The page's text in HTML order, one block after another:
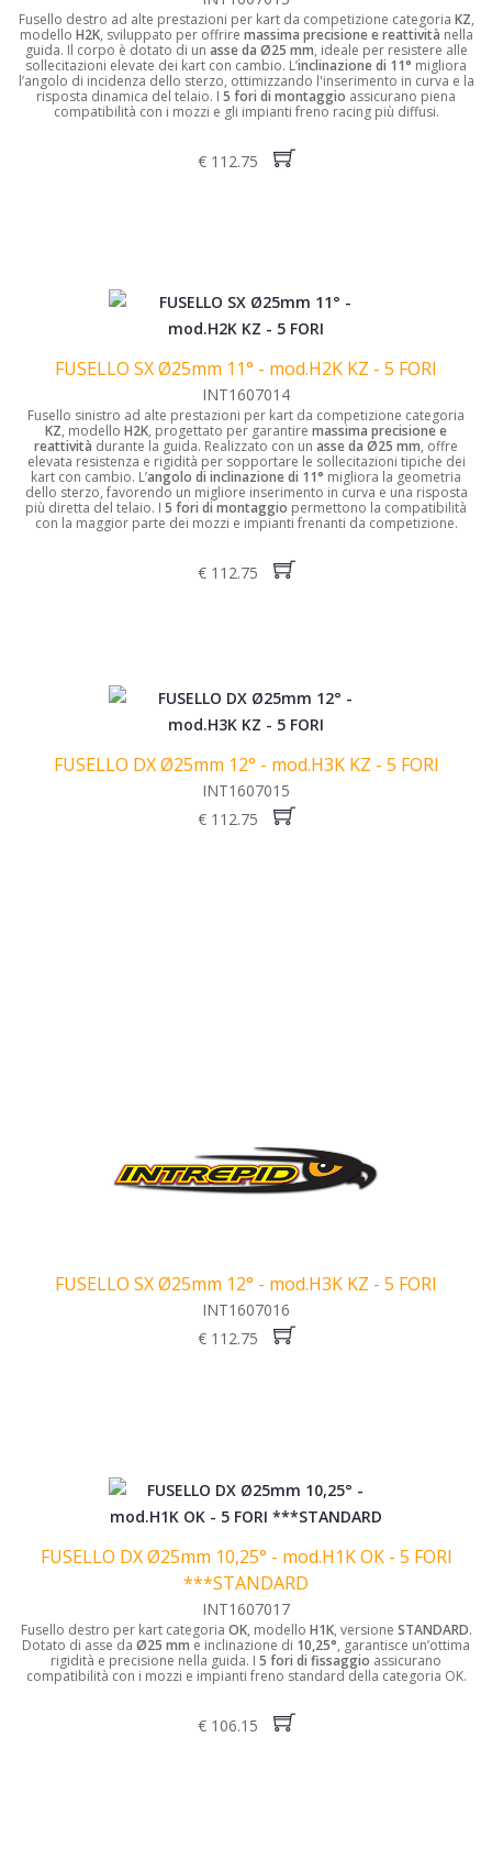
Fusello destro ad alte prestazioni per kart da competizione categoria KZ,
modello H2K, sviluppato per offrire massima precisione e reattività nella
guida. Il corpo è dotato di un asse da Ø25 mm, ideale per resistere alle
sollecitazioni elevate dei kart con cambio. L’inclinazione di 11° migliora
l’angolo di incidenza dello sterzo, ottimizzando l'inserimento in curva e la
risposta dinamica del telaio. I 5 fori di montaggio assicurano piena
compatibilità con i mozzi e gli impianti freno racing più diffusi.
€ 112.75
FUSELLO SX Ø25mm 11° - mod.H2K KZ - 5 FORI
INT1607014
Fusello sinistro ad alte prestazioni per kart da competizione categoria
KZ, modello H2K, progettato per garantire massima precisione e
reattività durante la guida. Realizzato con un asse da Ø25 mm, offre
elevata resistenza e rigidità per sopportare le sollecitazioni tipiche dei
kart con cambio. L’angolo di inclinazione di 11° migliora la geometria
dello sterzo, favorendo un migliore inserimento in curva e una risposta
più diretta del telaio. I 5 fori di montaggio permettono la compatibilità
con la maggior parte dei mozzi e impianti frenanti da competizione.
€ 112.75
FUSELLO DX Ø25mm 12° - mod.H3K KZ - 5 FORI
INT1607015
€ 112.75
FUSELLO SX Ø25mm 12° - mod.H3K KZ - 5 FORI
INT1607016
€ 112.75
FUSELLO DX Ø25mm 10,25° - mod.H1K OK - 5 FORI
***STANDARD
INT1607017
Fusello destro per kart categoria OK, modello H1K, versione STANDARD.
Dotato di asse da Ø25 mm e inclinazione di 10,25°, garantisce un’ottima
rigidità e precisione nella guida. I 5 fori di fissaggio assicurano
compatibilità con i mozzi e impianti freno standard della categoria OK.
€ 106.15